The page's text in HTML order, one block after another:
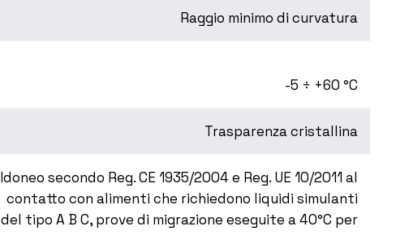
Raggio minimo di curvatura
-5 ÷ +60 °C
Trasparenza cristallina
Idoneo secondo Reg. CE 1935/2004 e Reg. UE 10/2011 al
contatto con alimenti che richiedono liquidi simulanti
del tipo A B C, prove di migrazione eseguite a 40°C per